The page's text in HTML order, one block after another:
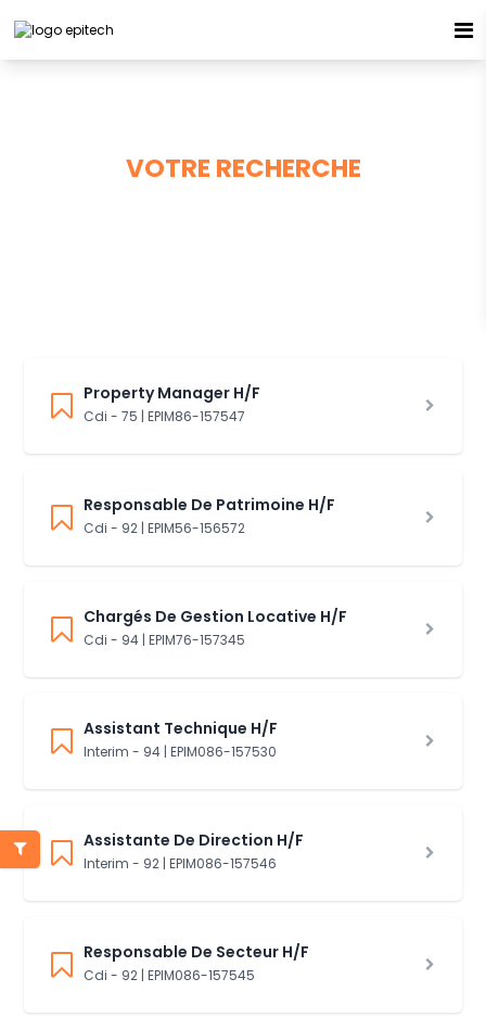
VOTRE RECHERCHE
Property Manager H/F
Cdi - 75 | EPIM86-157547
Responsable De Patrimoine H/F
Cdi - 92 | EPIM56-156572
Chargés De Gestion Locative H/F
Cdi - 94 | EPIM76-157345
Assistant Technique H/F
Interim - 94 | EPIM086-157530
Assistante De Direction H/F
Interim - 92 | EPIM086-157546
Responsable De Secteur H/F
Cdi - 92 | EPIM086-157545